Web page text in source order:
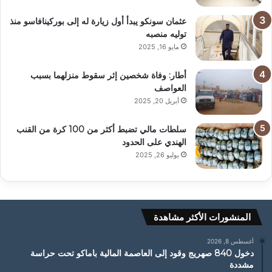
عثمان سونكو يبدأ أول زيارة له إلى بوركينافاسو منذ
توليه منصبه
مايو 16, 2025
أطار: وفاة شخصين إثر سقوط منزلهما بسبب
العواصف
أبريل 20, 2025
سلطات مالي تضبط أكثر من 100 كرة من القنب
الهندي على الحدود
يوليو 26, 2025
المنشورات الأكثر مشاهدة
أغسطس 8, 2026
دخول 840 صهريج وقود إلى العاصمة المالية باماكو تحت حراسة
مشددة